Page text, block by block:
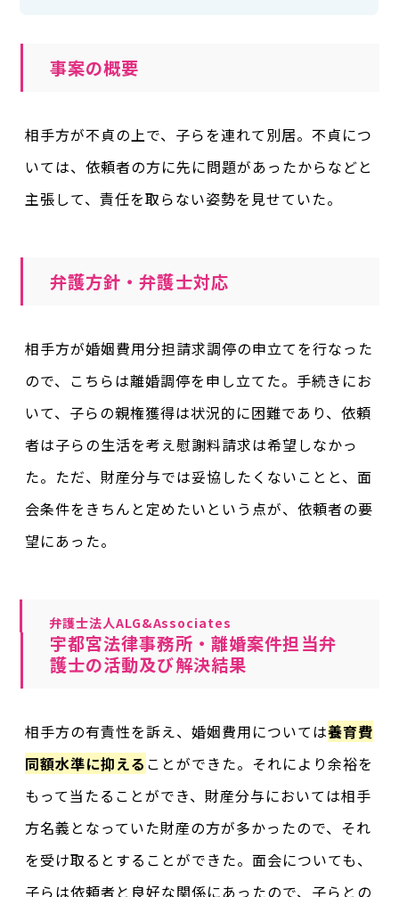
事案の概要
相手方が不貞の上で、子らを連れて別居。不貞につ
いては、依頼者の方に先に問題があったからなどと
主張して、責任を取らない姿勢を見せていた。
弁護方針・弁護士対応
相手方が婚姻費用分担請求調停の申立てを行なった
ので、こちらは離婚調停を申し立てた。手続きにお
いて、子らの親権獲得は状況的に困難であり、依頼
者は子らの生活を考え慰謝料請求は希望しなかっ
た。ただ、財産分与では妥協したくないことと、面
会条件をきちんと定めたいという点が、依頼者の要
望にあった。
弁護士法人ALG&Associates
宇都宮法律事務所・離婚案件担当弁
護士の活動及び解決結果
相手方の有責性を訴え、婚姻費用については養育費
同額水準に抑える ことができた。それにより余裕を
もって当たることができ、財産分与においては相手
方名義となっていた財産の方が多かったので、それ
を受け取るとすることができた。面会についても、
子らは依頼者と良好な関係にあったので、子らとの